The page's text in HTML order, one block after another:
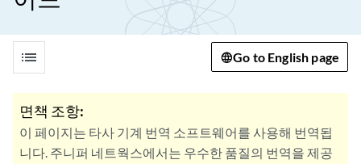
list Go to English page
면책 조항:
이 페이지는 타사 기계 번역 소프트웨어를 사용해 번역됩
니다. 주니퍼 네트웍스에서는 우수한 품질의 번역을 제공